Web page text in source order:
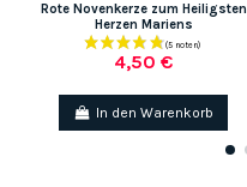
Rote Novenkerze zum Heiligsten
Herzen Mariens
4,50 €
In den Warenkorb